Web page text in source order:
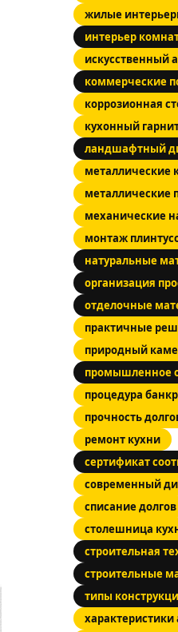
жилые
интерьер
искусственный
коммерческие
коррозионная
кухонный
ландшафтный
металлические
металлические
механические
монтаж
натуральные
организация
отделочные
практичные
природный
промышленное
процедура
прочность
ремонт кухни
сертификат
современный
списание долгов
столешница
строительная
строительные
типы